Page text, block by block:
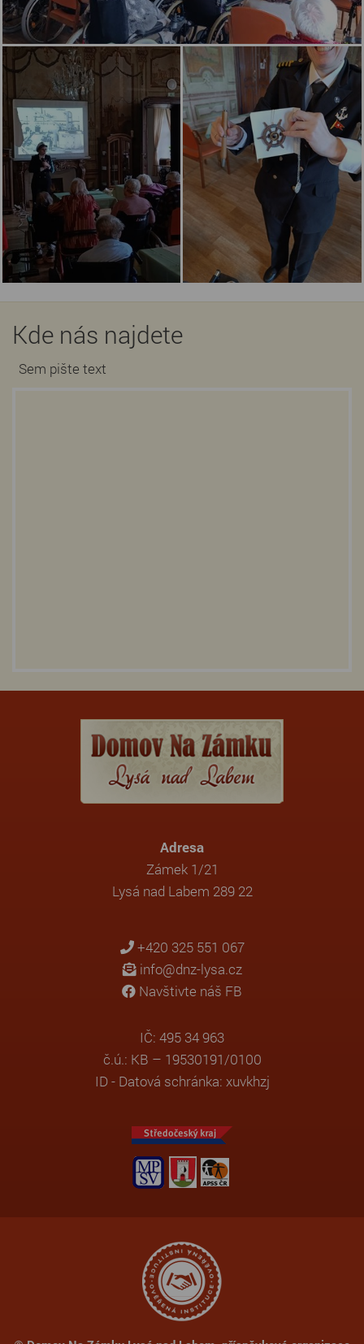
Kde nás najdete
Sem pište text
Adresa
Zámek 1/21
Lysá nad Labem 289 22
+420 325 551 067
info@dnz-lysa.cz
Navštivte náš FB
IČ: 495 34 963
č.ú.: KB – 19530191/0100
ID - Datová schránka: xuvkhzj